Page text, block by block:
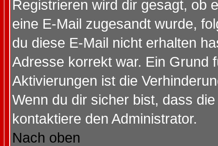
Registrieren wird dir gesagt, ob
eine E-Mail zugesandt wurde,
du diese E-Mail nicht erhalten
Adresse korrekt war. Ein Grund
Aktivierungen ist die
Wenn du dir sicher bist, dass
kontaktiere den Administrator.
Nach oben